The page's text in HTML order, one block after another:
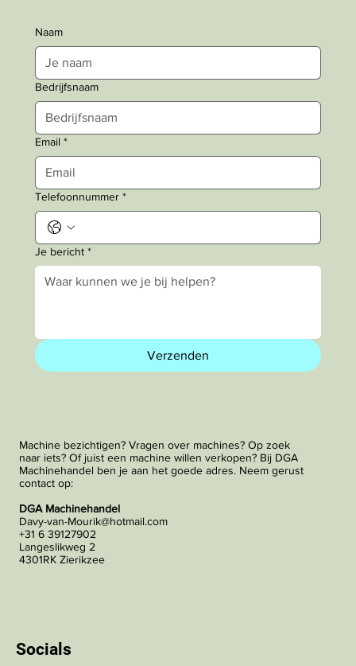
Socials
Naam
Bedrijfsnaam
Email *
Telefoonnummer *
Je bericht *
Verzenden
Machine bezichtigen? Vragen over machines? Op zoek
naar iets? Of juist een machine willen verkopen? Bij DGA
Machinehandel ben je aan het goede adres. Neem gerust
contact op:
DGA Machinehandel
Davy-van-Mourik@hotmail.com
+31 6 39127902
Langeslikweg 2
4301RK Zierikzee